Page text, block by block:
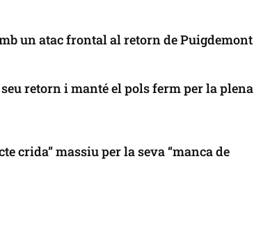
un atac frontal al retorn de Puigdemont
retorn i manté el pols ferm per la plena
crida” massiu per la seva “manca de